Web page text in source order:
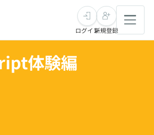
ログイン新規登録
体験編